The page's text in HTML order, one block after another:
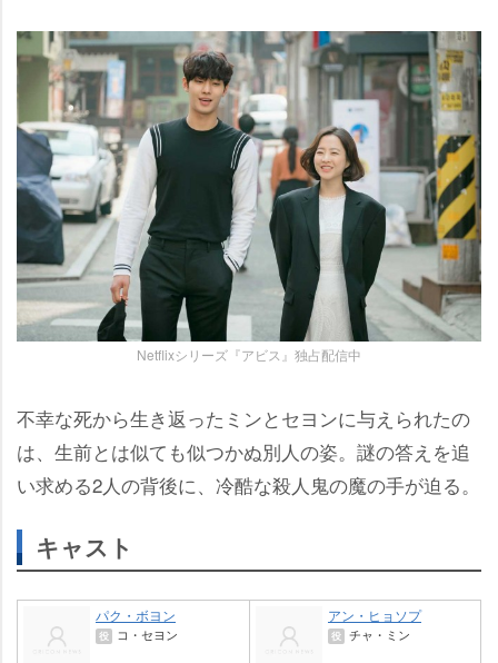
Netflixシリーズ『アビス』独占配信中
不幸な死から生き返ったミンとセヨンに与えられたの
は、生前とは似ても似つかぬ別人の姿。謎の答えを追
い求める2人の背後に、冷酷な殺人鬼の魔の手が迫る。
キャスト
パク・ボヨン
役 コ・セヨン
アン・ヒョソプ
役 チャ・ミン